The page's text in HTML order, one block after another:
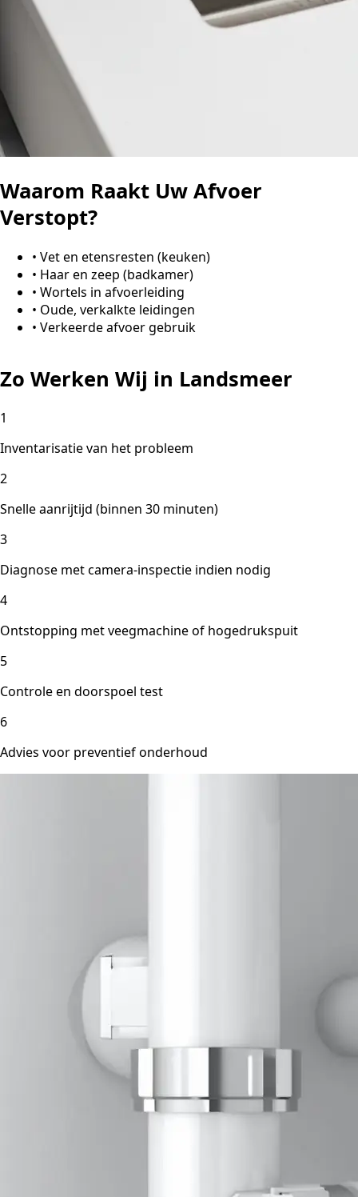
Waarom Raakt Uw Afvoer
Verstopt?
• Vet en etensresten (keuken)
• Haar en zeep (badkamer)
• Wortels in afvoerleiding
• Oude, verkalkte leidingen
• Verkeerde afvoer gebruik
Zo Werken Wij in Landsmeer
1
Inventarisatie van het probleem
2
Snelle aanrijtijd (binnen 30 minuten)
3
Diagnose met camera-inspectie indien nodig
4
Ontstopping met veegmachine of hogedrukspuit
5
Controle en doorspoel test
6
Advies voor preventief onderhoud